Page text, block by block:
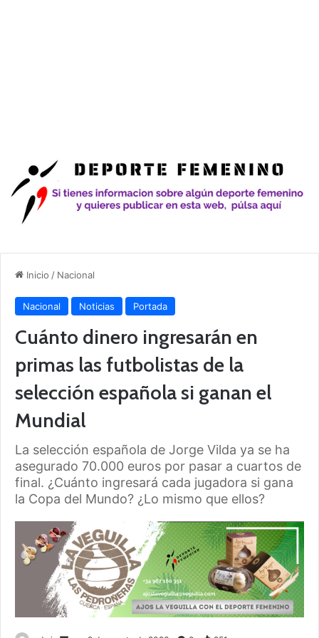
Inicio / Nacional
Nacional Noticias Portada
Cuánto dinero ingresarán en
primas las futbolistas de la
selección española si ganan el
Mundial
La selección española de Jorge Vilda ya se ha
asegurado 70.000 euros por pasar a cuartos de
final. ¿Cuánto ingresará cada jugadora si gana
la Copa del Mundo? ¿Lo mismo que ellos?